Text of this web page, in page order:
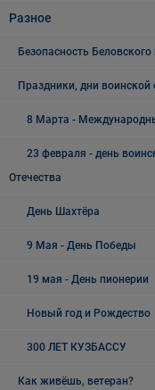
Разное
Безопасность Беловского
Праздники, дни
8 Марта -
23 февраля - день
Отечества
День Шахтёра
9 Мая - День Победы
19 мая - День пионерии
Новый год и Рождество
300 ЛЕТ КУЗБАССУ
Как живёшь, ветеран?